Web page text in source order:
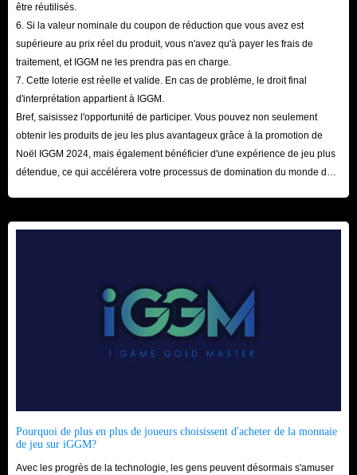
être réutilisés.
6. Si la valeur nominale du coupon de réduction que vous avez est
supérieure au prix réel du produit, vous n'avez qu'à payer les frais de
traitement, et IGGM ne les prendra pas en charge.
7. Cette loterie est réelle et valide. En cas de problème, le droit final
d'interprétation appartient à IGGM.
Bref, saisissez l'opportunité de participer. Vous pouvez non seulement
obtenir les produits de jeu les plus avantageux grâce à la promotion de
Noël IGGM 2024, mais également bénéficier d'une expérience de jeu plus
détendue, ce qui accélérera votre processus de domination du monde du
Pourquoi de plus en plus de joueurs choisissent d'acheter de la monnaie
de jeu sur iGGM?
Avec les progrès de la technologie, les gens peuvent désormais s'amuser